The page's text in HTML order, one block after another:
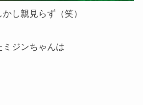
し親見らず（笑）
ジンちゃんは